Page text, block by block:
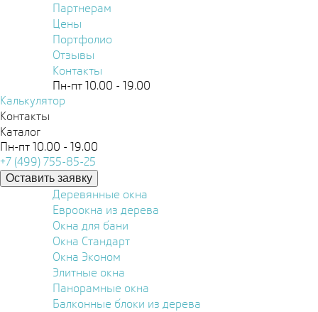
Партнерам
Цены
Портфолио
Отзывы
Контакты
Пн-пт 10.00 - 19.00
Калькулятор
Контакты
Каталог
Пн-пт 10.00 - 19.00
+7 (499) 755-85-25
Оставить заявку
Деревянные окна
Евроокна из дерева
Окна для бани
Окна Стандарт
Окна Эконом
Элитные окна
Панорамные окна
Балконные блоки из дерева